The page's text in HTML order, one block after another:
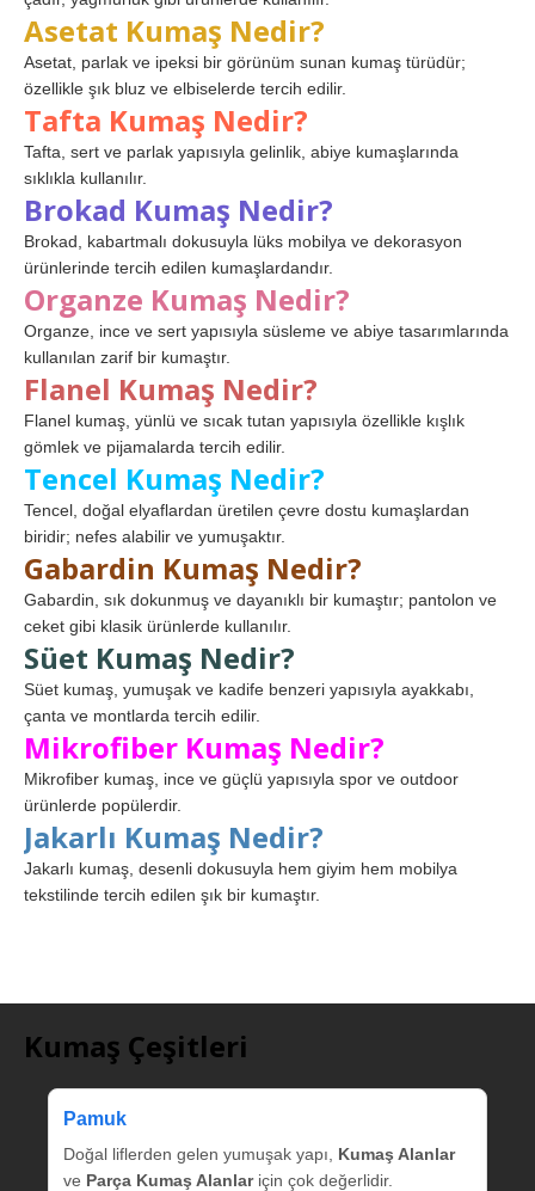
Asetat Kumaş Nedir?
Asetat, parlak ve ipeksi bir görünüm sunan kumaş türüdür;
özellikle şık bluz ve elbiselerde tercih edilir.
Tafta Kumaş Nedir?
Tafta, sert ve parlak yapısıyla gelinlik, abiye kumaşlarında
sıklıkla kullanılır.
Brokad Kumaş Nedir?
Brokad, kabartmalı dokusuyla lüks mobilya ve dekorasyon
ürünlerinde tercih edilen kumaşlardandır.
Organze Kumaş Nedir?
Organze, ince ve sert yapısıyla süsleme ve abiye tasarımlarında
kullanılan zarif bir kumaştır.
Flanel Kumaş Nedir?
Flanel kumaş, yünlü ve sıcak tutan yapısıyla özellikle kışlık
gömlek ve pijamalarda tercih edilir.
Tencel Kumaş Nedir?
Tencel, doğal elyaflardan üretilen çevre dostu kumaşlardan
biridir; nefes alabilir ve yumuşaktır.
Gabardin Kumaş Nedir?
Gabardin, sık dokunmuş ve dayanıklı bir kumaştır; pantolon ve
ceket gibi klasik ürünlerde kullanılır.
Süet Kumaş Nedir?
Süet kumaş, yumuşak ve kadife benzeri yapısıyla ayakkabı,
çanta ve montlarda tercih edilir.
Mikrofiber Kumaş Nedir?
Mikrofiber kumaş, ince ve güçlü yapısıyla spor ve outdoor
ürünlerde popülerdir.
Jakarlı Kumaş Nedir?
Jakarlı kumaş, desenli dokusuyla hem giyim hem mobilya
tekstilinde tercih edilen şık bir kumaştır.
Kumaş Çeşitleri
Pamuk
Doğal liflerden gelen yumuşak yapı, Kumaş Alanlar
ve Parça Kumaş Alanlariçin çok değerlidir.